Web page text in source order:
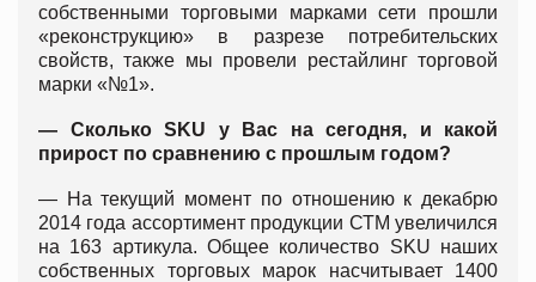
собственными торговыми марками сети прошли
«реконструкцию» в разрезе потребительских
свойств, также мы провели рестайлинг торговой
марки «№1».
— Сколько SKU у Вас на сегодня, и какой
прирост по сравнению с прошлым годом?
— На текущий момент по отношению к декабрю
2014 года ассортимент продукции СТМ увеличился
на 163 артикула. Общее количество SKU наших
собственных торговых марок насчитывает 1400